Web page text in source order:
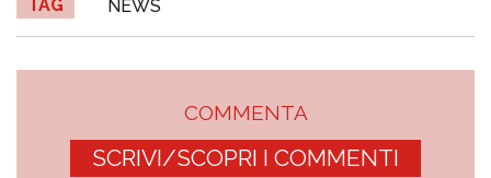
TAG NEWS
COMMENTA
SCRIVI/SCOPRI I COMMENTI